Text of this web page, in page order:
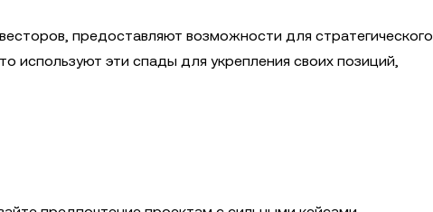
предоставляют возможности для стратегического
используют эти спады для укрепления своих позиций,